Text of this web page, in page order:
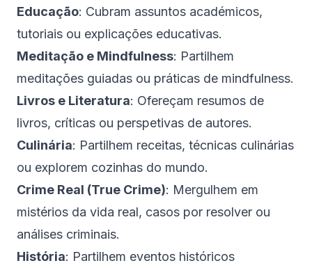
Educação: Cubram assuntos académicos,
tutoriais ou explicações educativas.
Meditação e Mindfulness: Partilhem
meditações guiadas ou práticas de mindfulness.
Livros e Literatura: Ofereçam resumos de
livros, críticas ou perspetivas de autores.
Culinária: Partilhem receitas, técnicas culinárias
ou explorem cozinhas do mundo.
Crime Real (True Crime): Mergulhem em
mistérios da vida real, casos por resolver ou
análises criminais.
História: Partilhem eventos históricos